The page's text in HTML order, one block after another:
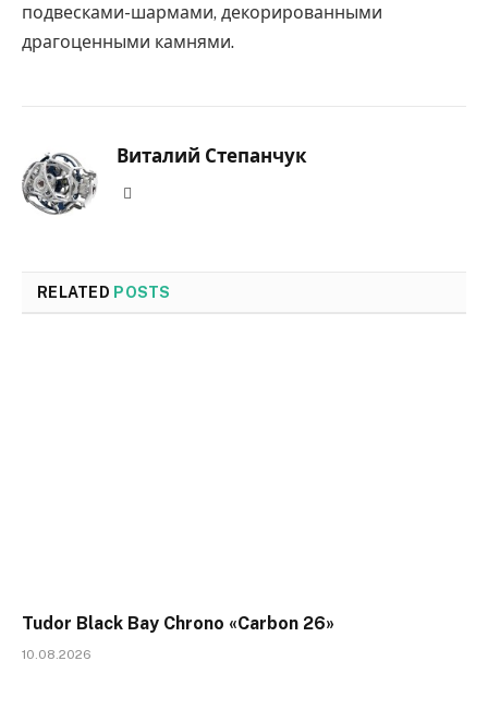
подвесками-шармами, декорированными
драгоценными камнями.
Виталий Степанчук
RELATED POSTS
Tudor Black Bay Chrono «Carbon 26»
10.08.2026